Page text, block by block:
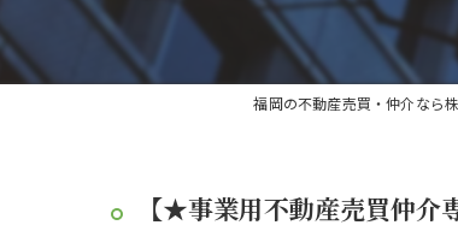
福岡の不動産売買・仲介なら
【★事業用不動産売買仲